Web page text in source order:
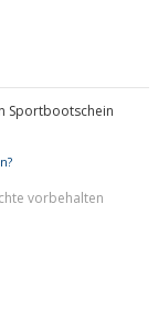
Sportbootschein
vorbehalten